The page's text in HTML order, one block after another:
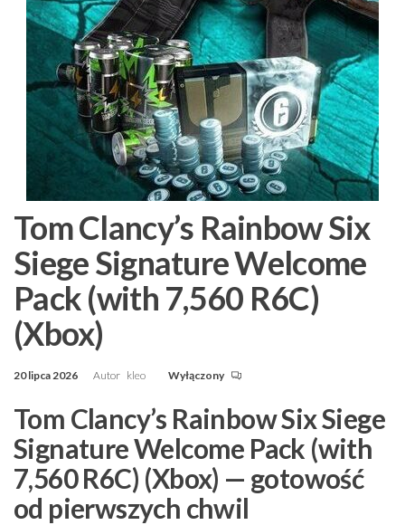
Tom Clancy’s Rainbow Six
Siege Signature Welcome
Pack (with 7,560 R6C)
(Xbox)
20 lipca 2026 Autor kleo Wyłączony
Tom Clancy’s Rainbow Six Siege
Signature Welcome Pack (with
7,560 R6C) (Xbox) — gotowość
od pierwszych chwil